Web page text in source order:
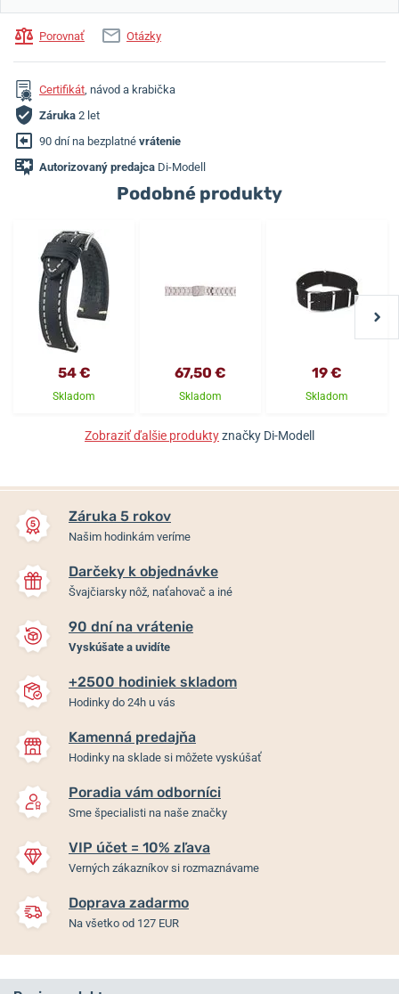
Porovnať Otázky
Certifikát, návod a krabička
Záruka 2 let
90 dní na bezplatné vrátenie
Autorizovaný predajca Di-Modell
Podobné produkty
54 €
Skladom
67,50 €
Skladom
19 €
Skladom
Zobraziť ďalšie produktyznačky Di-Modell
Záruka 5 rokov
Našim hodinkám veríme
Darčeky k objednávke
Švajčiarsky nôž, naťahovač a iné
90 dní na vrátenie
Vyskúšate a uvidíte
+2500 hodiniek skladom
Hodinky do 24h u vás
Kamenná predajňa
Hodinky na sklade si môžete vyskúšať
Poradia vám odborníci
Sme špecialisti na naše značky
VIP účet = 10% zľava
Verných zákazníkov si rozmaznávame
Doprava zadarmo
Na všetko od 127 EUR